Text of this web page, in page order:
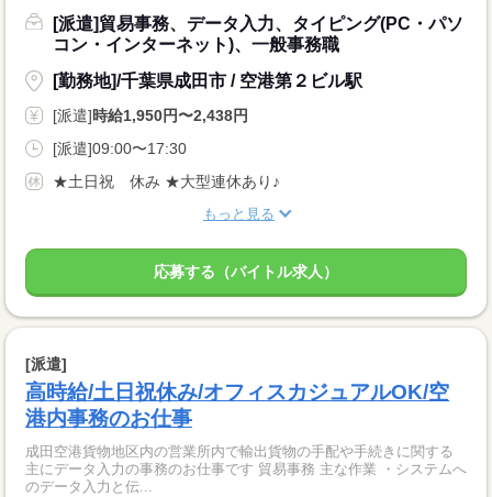
[派遣]貿易事務、データ入力、タイピング(PC・パソ
コン・インターネット)、一般事務職
[勤務地]/千葉県成田市 / 空港第２ビル駅
[派遣]時給1,950円〜2,438円
[派遣]09:00〜17:30
★土日祝 休み ★大型連休あり♪
もっと見る
応募する（バイトル求人）
[派遣]
高時給/土日祝休み/オフィスカジュアルOK/空
港内事務のお仕事
成田空港貨物地区内の営業所内で輸出貨物の手配や手続きに関する
主にデータ入力の事務のお仕事です 貿易事務 主な作業 ・システムへ
のデータ入力と伝...